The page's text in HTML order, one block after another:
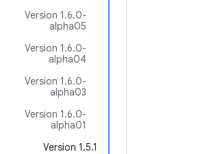
Version 1.6.0-
alpha05
Version 1.6.0-
alpha04
Version 1.6.0-
alpha03
Version 1.6.0-
alpha01
Version 1.5.1